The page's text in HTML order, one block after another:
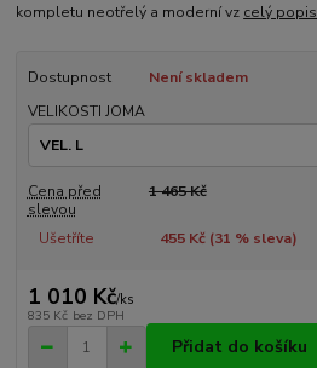
kompletu neotřelý a moderní vz celý popis
Dostupnost
Není skladem
VELIKOSTI JOMA
Cena před
slevou
1 465 Kč
Ušetříte 455 Kč (31 % sleva)
1 010 Kč/ks
835 Kč bez DPH
Přidat do košíku